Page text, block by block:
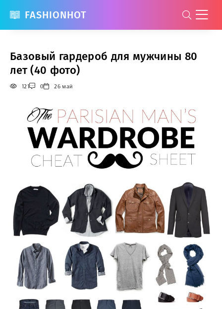
FASHIONHOT
Базовый гардероб для мужчины 80
лет (40 фото)
121 0 26 май